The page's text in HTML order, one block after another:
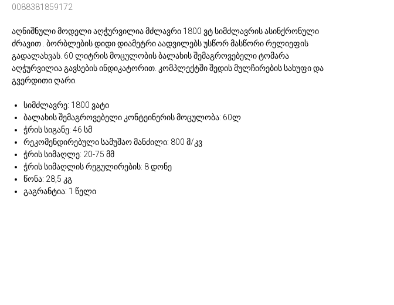
0088381859172
აღნიშნული მოდელი აღჭურვილია მძლავრი 1800 ვტ სიმძლავრის ასინქრონული
ძრავით . ბორბლების დიდი დიამეტრი აადვილებს უსწორ მასწორი რელიეფის
გადალახვას. 60 ლიტრის მოცულობის ბალახის შემაგროვებელი ტომარა
აღჭურვილია გავსების ინდიკატორით. კომპლექტში შედის მულჩირების სახუფი და
გვერდითი ღარი.
სიმძლავრე: 1800 ვატი
ბალახის შემაგროვებელი კონტეინერის მოცულობა: 60ლ
ჭრის სიგანე: 46 სმ
რეკომენდირებული სამუშაო მანძილი: 800 მ/კვ
ჭრის სიმაღლე: 20-75 მმ
ჭრის სიმაღლის რეგულირების: 8 დონე
წონა: 28,5 კგ
გაგრანტია: 1 წელი